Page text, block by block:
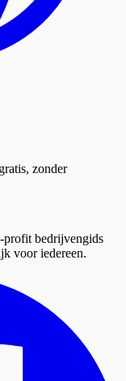
zonder
bedrijvengids
voor iedereen.